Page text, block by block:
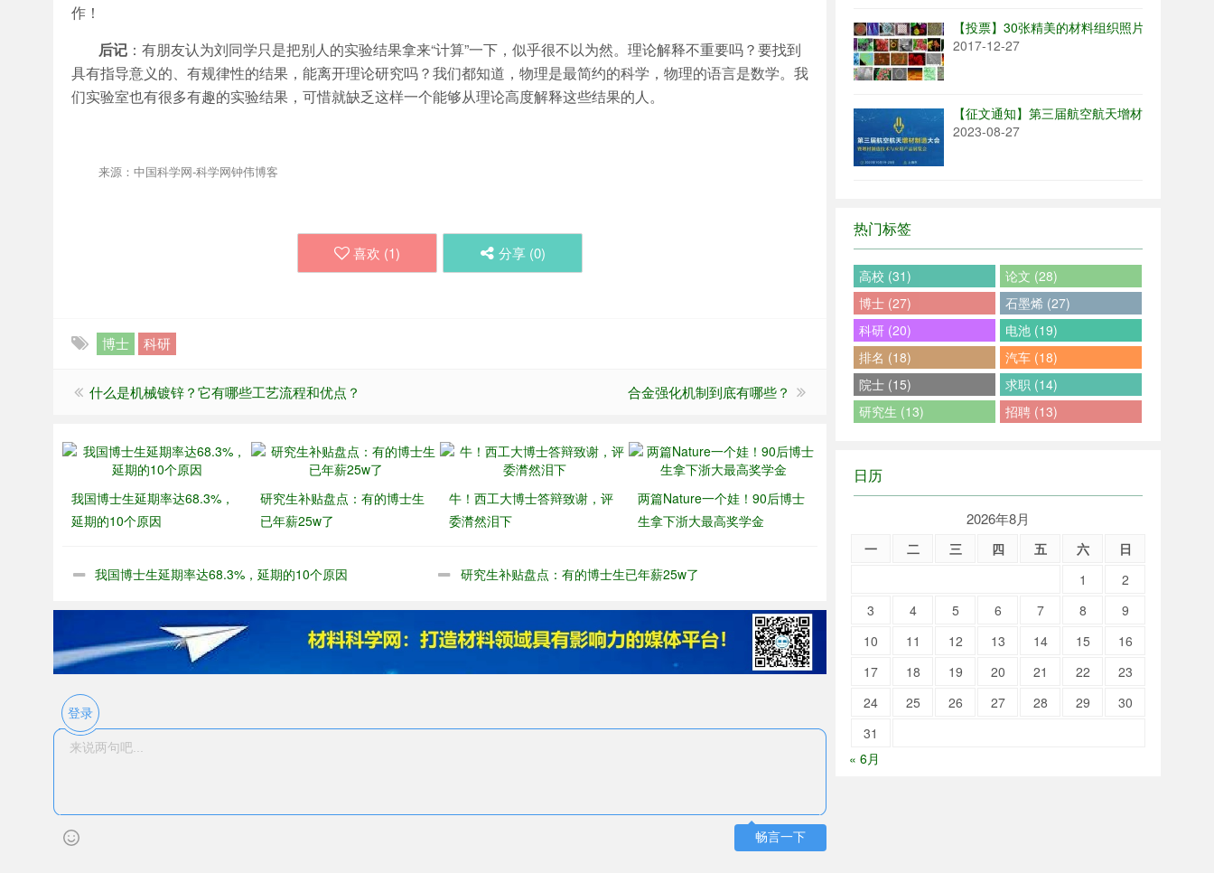
作！
后记 ：有朋友认为刘同学只是把别人的实验结果拿来“计算”一下，似乎很不以为然。理论解释不重要吗？要找到
具有指导意义的、有规律性的结果，能离开理论研究吗？我们都知道，物理是最简约的科学，物理的语言是数学。我
们实验室也有很多有趣的实验结果，可惜就缺乏这样一个能够从理论高度解释这些结果的人。
来源：中国科学网-科学网钟伟博客
喜欢 (1) 分享 (0)
博士 科研
什么是机械镀锌？它有哪些工艺流程和优点？ 合金强化机制到底有哪些？
我国博士生延期率达68.3%，
延期的10个原因
研究生补贴盘点：有的博士生
已年薪25w了
牛！西工大博士答辩致谢，评
委潸然泪下
两篇Nature一个娃！90后博士
生拿下浙大最高奖学金
我国博士生延期率达68.3%，延期的10个原因 研究生补贴盘点：有的博士生已年薪25w了
登录
畅言一下
【投票】30张精美的材料组织照片，你喜欢哪
2017-12-27
【征文通知】第三届航空航天增材制造大会征
2023-08-27
热门标签
高校 (31)
论文 (28)
博士 (27)
石墨烯 (27)
科研 (20)
电池 (19)
排名 (18)
汽车 (18)
院士 (15)
求职 (14)
研究生 (13)
招聘 (13)
日历
2026年8月
一 二 三 四 五 六
日
1
2
3
4 5 6 7 8
9
10
11 12 13 14 15
16
17
18 19 20 21 22
23
24
25 26 27 28 29
30
31
« 6月